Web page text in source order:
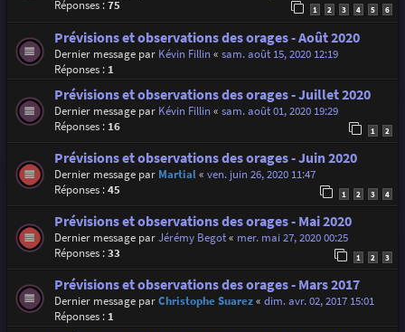
Réponses :75 1 2 3 4 5 6
Prévisions et observations des orages - Août 2020
Dernier message par Kévin Fillin« sam. août 15, 2020 12:19
Réponses : 1
Prévisions et observations des orages - Juillet 2020
Dernier message par Kévin Fillin« sam. août 01, 2020 19:29
Réponses : 16 1 2
Prévisions et observations des orages - Juin 2020
Dernier message par Martial« ven. juin 26, 2020 11:47
Réponses :45 1 2 3 4
Prévisions et observations des orages - Mai 2020
Dernier message parJérémy Begot« mer. mai 27, 2020 00:25
Réponses :33 1 2 3
Prévisions et observations des orages - Mars 2017
Dernier message parChristophe Suarez« dim. avr. 02, 2017 15:01
Réponses : 1